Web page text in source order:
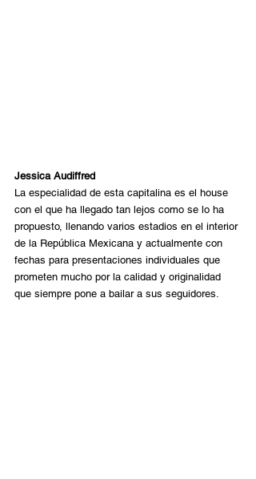
Jessica Audiffred
La especialidad de esta capitalina es el house
con el que ha llegado tan lejos como se lo ha
propuesto, llenando varios estadios en el interior
de la República Mexicana y actualmente con
fechas para presentaciones individuales que
prometen mucho por la calidad y originalidad
que siempre pone a bailar a sus seguidores.